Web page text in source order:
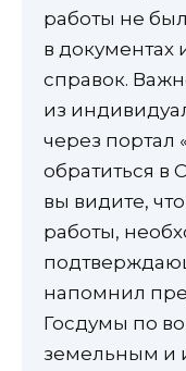
работы не
в документах
справок.
из
через портал
обратиться в
вы видите,
работы,
напомнил
Госдумы по
земельным и